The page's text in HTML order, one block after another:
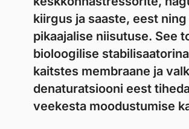
kiirgus ja saaste, eest
pikaajalise niisutuse. See
bioloogilise
kaitstes membraane ja
denaturatsiooni eest
veekesta moodustumise